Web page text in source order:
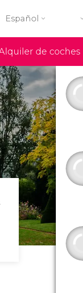
de coches
Español